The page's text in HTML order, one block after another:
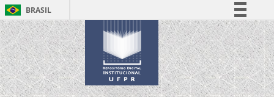
BRASIL
Simplifique!
Comunica BR
Participe
Acesso à informação